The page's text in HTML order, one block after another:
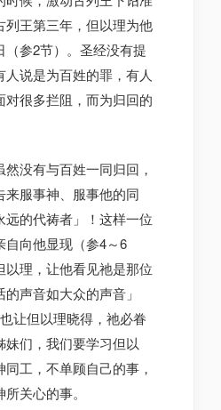
列王第三年，但以理为他
（参2节）。圣经没有提
人说是为百姓的罪，有人
很多拦阻，而为归回的
没有与百姓一同归回，
服事神、服事他的同
远的代祷者」！这样一位
自向他显现（参4～6
理，让他看见祂是那位
声音如大众的声音」
让但以理晓得，祂必眷
妹们，我们要学习但以
工，不单顾自己的事，
关心的事。